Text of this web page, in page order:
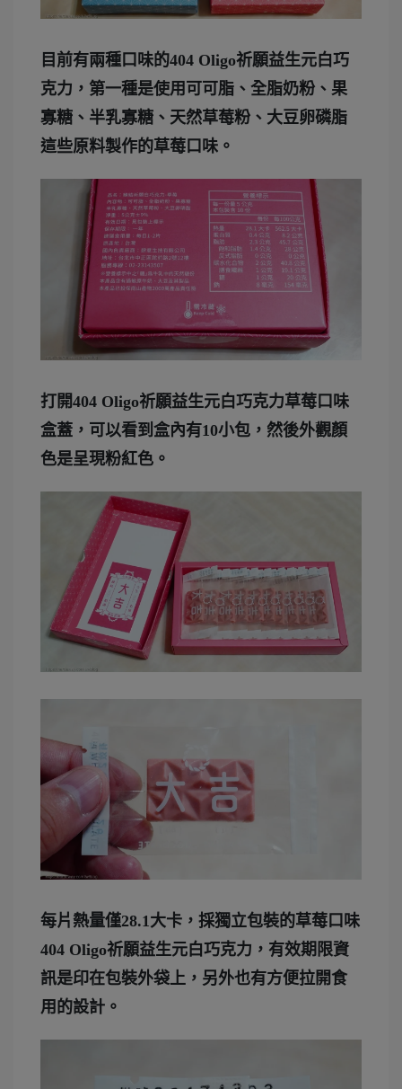
目前有兩種口味的404 Oligo祈願益生元白巧
克力，第一種是使用可可脂、全脂奶粉、果
寡糖、半乳寡糖、天然草莓粉、大豆卵磷脂
這些原料製作的草莓口味。
打開404 Oligo祈願益生元白巧克力草莓口味
盒蓋，可以看到盒內有10小包，然後外觀顏
色是呈現粉紅色。
每片熱量僅28.1大卡，採獨立包裝的草莓口味
404 Oligo祈願益生元白巧克力，有效期限資
訊是印在包裝外袋上，另外也有方便拉開食
用的設計。